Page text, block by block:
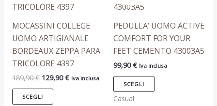
MOCASSINI COLLEGE
UOMO ARTIGIANALE
BORDEAUX ZEPPA PARA
TRICOLORE 4397
189,90€ 129,90€ Iva inclusa
SCEGLI
più
Le
opzioni
possono
essere
scelte
PEDULLA’ UOMO ACTIVE
COMFORT FOR YOUR
FEET CEMENTO 43003A5
99,90€ Iva inclusa
SCEGLI
Le
opzioni
possono
essere
nella
Casual